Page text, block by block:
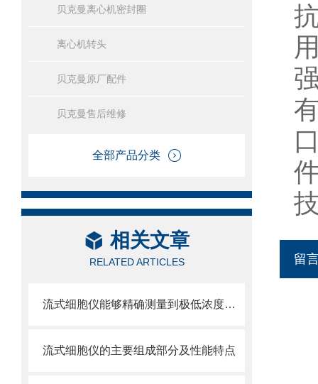
贝克曼离心机密封圈
离心机转头
贝克曼原厂配件
贝克曼售后维修
全部产品分类
相关文章
RELATED ARTICLES
流式细胞仪能够精确测量到极低浓度的标记物
流式细胞仪的主要组成部分及性能特点
留